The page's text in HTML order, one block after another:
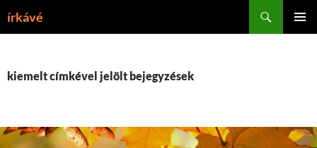
írkávé
kiemelt címkével jelölt bejegyzések